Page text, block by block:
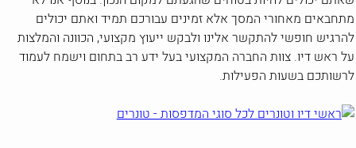
מתחבאים מאחורי המסך אלא זמינים עבורכם תמיד ואתם יכולים
להרגיש חופשי להתקשר אלינו ולבקש ייעוץ מקצועי, הכוונה והמלצות
על ראש דיו. צוות החברה המקצועי בעל ידע רב בתחום וישמח לעמוד
לרשותכם בשעות הפעילות.